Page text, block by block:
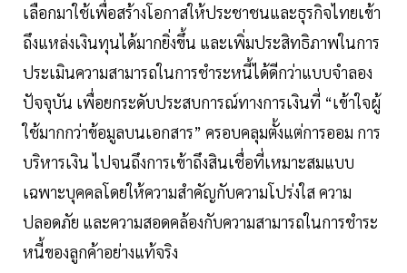
เลือกมาใช้เพื่อสร้างโอกาสให้ประชาชนและธุรกิจไทยเข้า
ถึงแหล่งเงินทุนได้มากยิ่งขึ้น และเพิ่มประสิทธิภาพในการ
ประเมินความสามารถในการชำระหนี้ได้ดีกว่าแบบจำลอง
ปัจจุบัน เพื่อยกระดับประสบการณ์ทางการเงินที่ “เข้าใจผู้
ใช้มากกว่าข้อมูลบนเอกสาร” ครอบคลุมตั้งแต่การออม การ
บริหารเงิน ไปจนถึงการเข้าถึงสินเชื่อที่เหมาะสมแบบ
เฉพาะบุคคลโดยให้ความสำคัญกับความโปร่งใส ความ
ปลอดภัย และความสอดคล้องกับความสามารถในการชำระ
หนี้ของลูกค้าอย่างแท้จริง